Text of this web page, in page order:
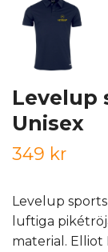
Levelup
Unisex
349 kr
Levelup
luftiga
material. Elliot